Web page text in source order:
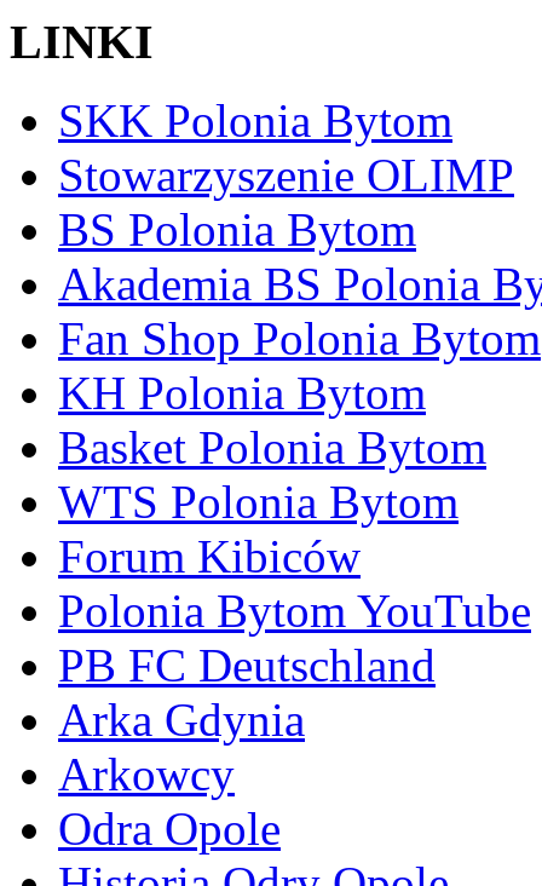
LINKI
SKK Polonia Bytom
Stowarzyszenie OLIMP
BS Polonia Bytom
Akademia BS Polonia
Fan Shop Polonia Bytom
KH Polonia Bytom
Basket Polonia Bytom
WTS Polonia Bytom
Forum Kibiców
Polonia Bytom YouTube
PB FC Deutschland
Arka Gdynia
Arkowcy
Odra Opole